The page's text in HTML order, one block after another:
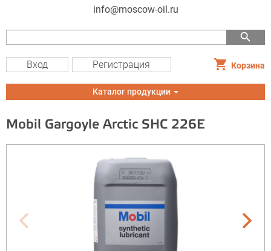
info@moscow-oil.ru
search
Вход Регистрация Корзина
Toggle
navigation
Каталог продукции
Mobil Gargoyle Arctic SHC 226E